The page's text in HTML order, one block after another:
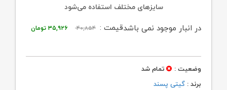
سایزهای مختلف استفاده می‌شود
قیمت : ۴۰,۸۵۴
قیمت
۴۰,۸۵۴ تومان
۳۵,۹۲۶ تومان
۳۵,۹۲۶ تومان.
در انبار موجود نمی باشد
وضعیت :
تمام شد
برند : گیتی پسند